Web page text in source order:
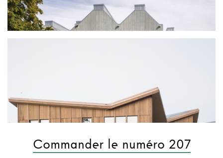
Commander le numéro 207